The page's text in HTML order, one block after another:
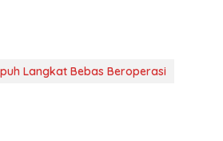
Langkat Bebas Beroperasi